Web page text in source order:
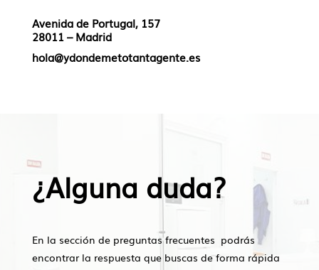
Avenida de Portugal, 157
28011 – Madrid
hola@ydondemetotantagente.es
¿Alguna duda?
En la sección de preguntas frecuentes podrás
encontrar la respuesta que buscas de forma rápida